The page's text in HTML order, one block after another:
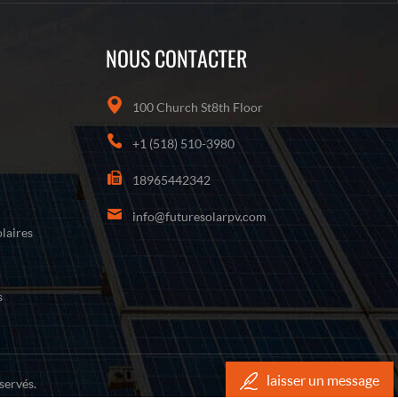
NOUS CONTACTER
100 Church St8th Floor
+1 (518) 510-3980
18965442342
info@futuresolarpv.com
laisser un message